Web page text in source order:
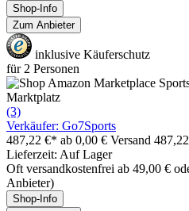
Shop-Info
Zum Anbieter
inklusive Käuferschutz
für 2 Personen
Marktplatz
(3)
Verkäufer: Go7Sports
487,22 €* ab 0,00 € Versand
Lieferzeit: Auf Lager
Oft versandkostenfrei ab 49,00 €
Anbieter)
Shop-Info